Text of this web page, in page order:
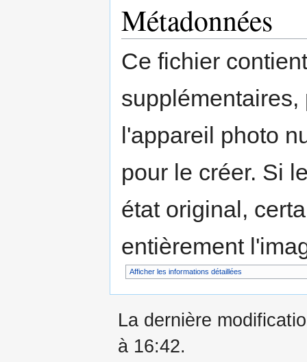
Métadonnées
Ce fichier
l'appareil photo
pour le créer. Si
état original,
entièrement
Afficher les informations détaillées
La dernière
à 16:42.